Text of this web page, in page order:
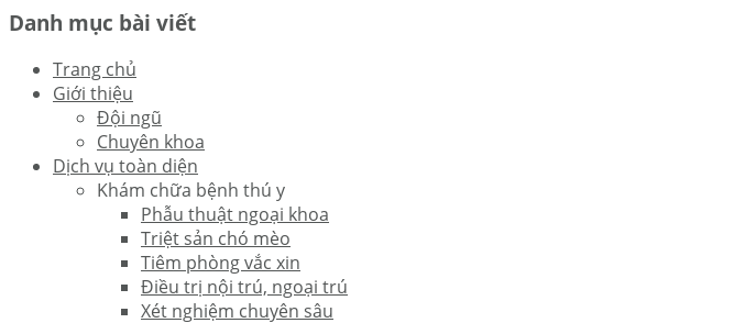
Danh mục bài viết
Trang chủ
Giới thiệu
Đội ngũ
Chuyên khoa
Dịch vụ toàn diện
Khám chữa bệnh thú y
Phẫu thuật ngoại khoa
Triệt sản chó mèo
Tiêm phòng vắc xin
Điều trị nội trú, ngoại trú
Xét nghiệm chuyên sâu